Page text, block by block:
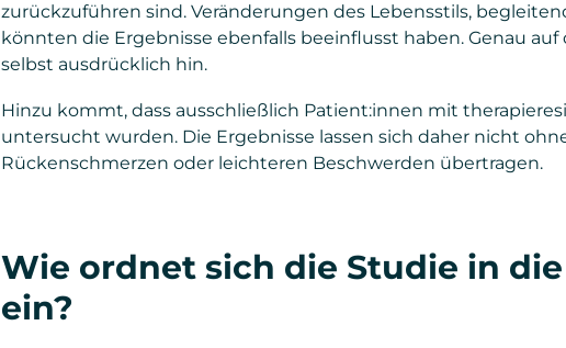
zurückzuführen sind. Veränderungen des Lebensstils,
könnten die Ergebnisse ebenfalls beeinflusst haben. Genau
selbst ausdrücklich hin.
Hinzu kommt, dass ausschließlich Patient:innen mit
untersucht wurden. Die Ergebnisse lassen sich daher nicht
Rückenschmerzen oder leichteren Beschwerden übertragen.
Wie ordnet sich die Studie in
ein?